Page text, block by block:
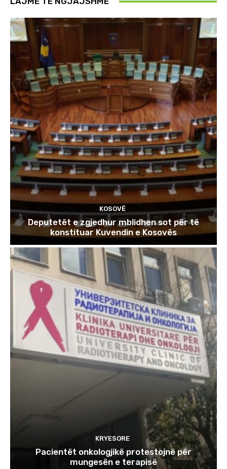
KOSOVË
Deputetët e zgjedhur mblidhen sot për të
konstituar Kuvendin e Kosovës
KRYESORE
Pacientët onkologjikë protestojnë për
mungesën e terapisë